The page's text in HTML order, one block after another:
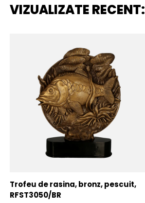
VIZUALIZATE RECENT:
Trofeu de rasina, bronz, pescuit,
RFST3050/BR